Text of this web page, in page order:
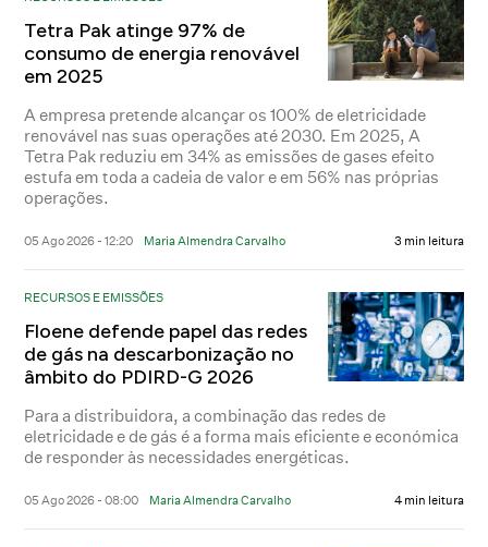
Tetra Pak atinge 97% de
consumo de energia renovável
em 2025
A empresa pretende alcançar os 100% de eletricidade
renovável nas suas operações até 2030. Em 2025, A
Tetra Pak reduziu em 34% as emissões de gases efeito
estufa em toda a cadeia de valor e em 56% nas próprias
operações.
05 Ago 2026 - 12:20 Maria Almendra Carvalho 3 min leitura
RECURSOS E EMISSÕES
Floene defende papel das redes
de gás na descarbonização no
âmbito do PDIRD-G 2026
Para a distribuidora, a combinação das redes de
eletricidade e de gás é a forma mais eficiente e económica
de responder às necessidades energéticas.
05 Ago 2026 - 08:00 Maria Almendra Carvalho 4 min leitura